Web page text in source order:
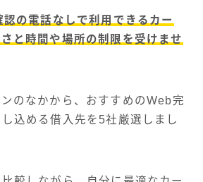
の電話なしで利用できるカー
と時間や場所の制限を受けませ
のなかから、おすすめのWeb完
込める借入先を5社厳選しまし